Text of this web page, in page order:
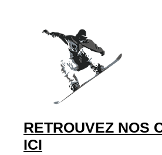
RETROUVEZ NOS
ICI